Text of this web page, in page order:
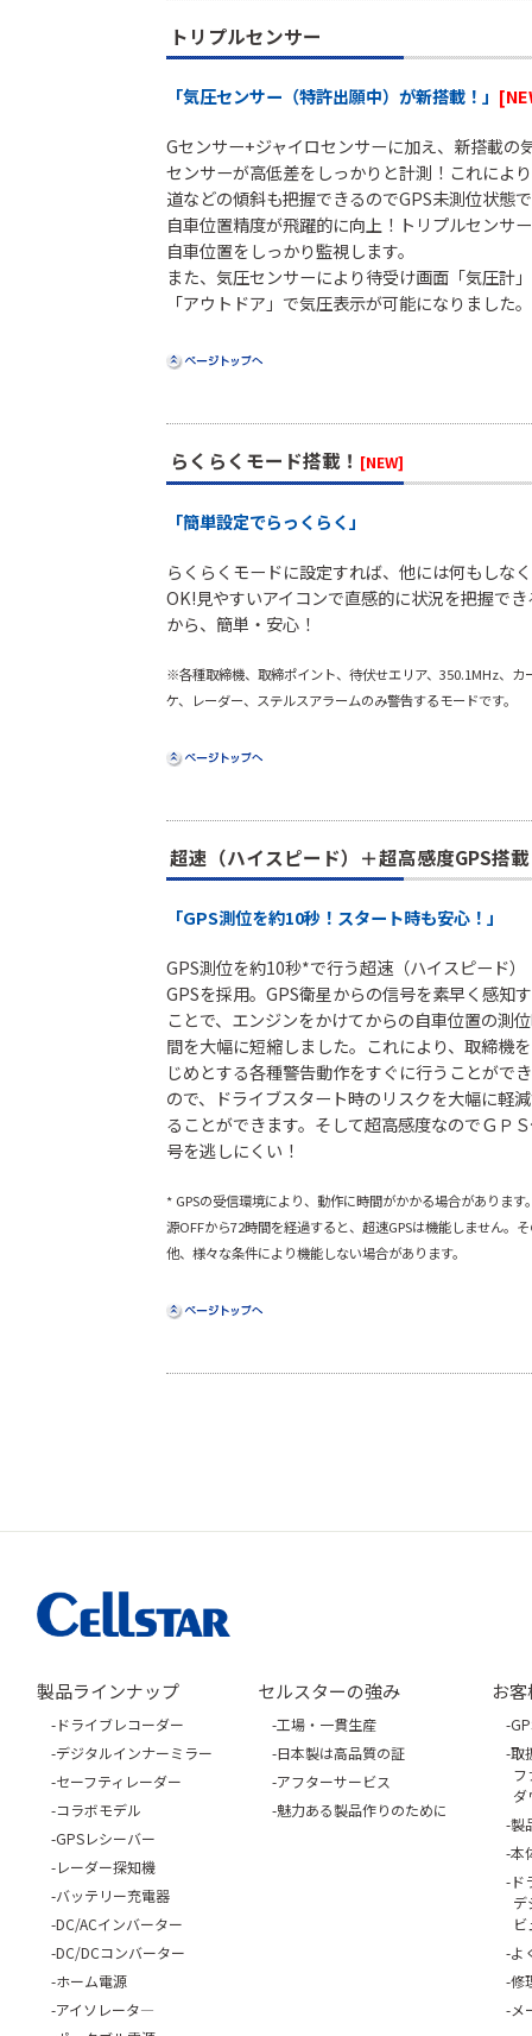
トリプルセンサー
「気圧センサー（特許出願中）が新搭載！」
Gセンサー+ジャイロセンサーに加え、新搭載の
センサーが高低差をしっかりと計測！これによ
道などの傾斜も把握できるのでGPS未測位状態
自車位置精度が飛躍的に向上！トリプルセンサ
自車位置をしっかり監視します。
また、気圧センサーにより待受け画面「気圧計
「アウトドア」で気圧表示が可能になりました。
らくらくモード搭載！ [NEW]
「簡単設定でらっくらく」
らくらくモードに設定すれば、他には何もしな
OK!見やすいアイコンで直感的に状況を把握でき
から、簡単・安心！
※各種取締機、取締ポイント、待伏せエリア、350.1MHz、カ
ケ、レーダー、ステルスアラームのみ警告するモードです。
超速（ハイスピード）＋超高感度GPS搭載
「GPS測位を約10秒！スタート時も安心！」
GPS測位を約10秒*で行う超速（ハイスピード）
GPSを採用。GPS衛星からの信号を素早く感知
ことで、エンジンをかけてからの自車位置の測
間を大幅に短縮しました。これにより、取締機
じめとする各種警告動作をすぐに行うことがで
ので、ドライブスタート時のリスクを大幅に軽
ることができます。そして超高感度なのでＧＰ
号を逃しにくい！
* GPSの受信環境により、動作に時間がかかる場合があります
源OFFから72時間を経過すると、超速GPSは機能しません。
他、様々な条件により機能しない場合があります。
製品ラインナップ
ドライブレコーダー
デジタルインナーミラー
セーフティレーダー
コラボモデル
GPSレシーバー
レーダー探知機
バッテリー充電器
DC/ACインバーター
DC/DCコンバーター
ホーム電源
アイソレータ―
セルスターの強み
工場・一貫生産
日本製は高品質の証
アフターサービス
魅力ある製品作りのために
お
取
フ
ダ
製
本
ド
デ
よ
修
メ